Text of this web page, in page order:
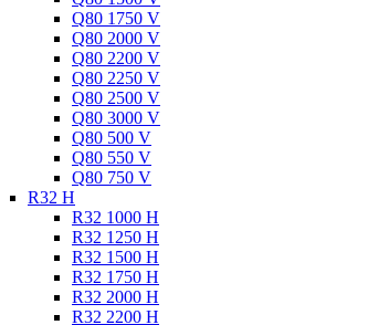
Q80 1750 V
Q80 2000 V
Q80 2200 V
Q80 2250 V
Q80 2500 V
Q80 3000 V
Q80 500 V
Q80 550 V
Q80 750 V
R32 H
R32 1000 H
R32 1250 H
R32 1500 H
R32 1750 H
R32 2000 H
R32 2200 H